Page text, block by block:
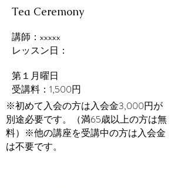
Tea Ceremony
講師：xxxxx
レッスン日：
第​１月曜日
受講料：1,500円
※初めて入会の方は入会金3,000円が
別途必要です。（満65歳以上の方は無
料）※他の講座を受講中の方は入会金
は不要です。